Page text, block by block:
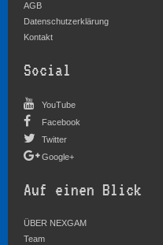
AGB
Datenschutzerklärung
Kontakt
Social
YouTube
Facebook
Twitter
Google+
Auf einen Blick
ÜBER NEXGAM
Team